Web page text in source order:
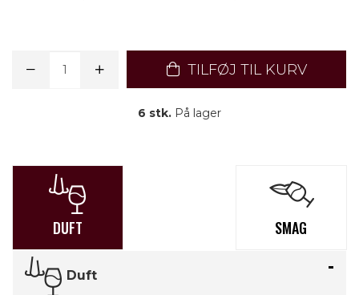
TILFØJ TIL KURV
6 stk. På lager
DUFT SMAG
Duft